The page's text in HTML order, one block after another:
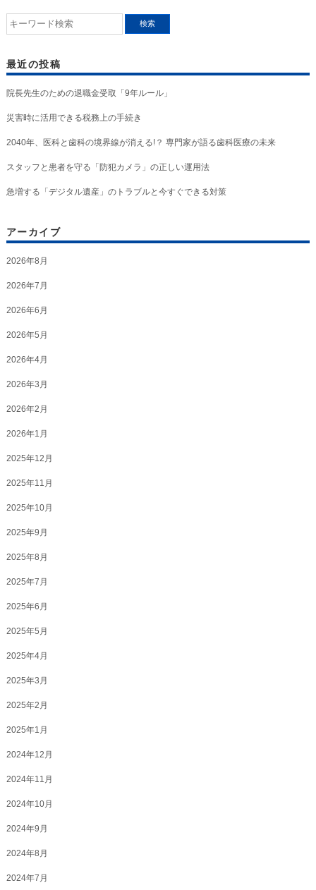
最近の投稿
院長先生のための退職金受取「9年ルール」
災害時に活用できる税務上の手続き
2040年、医科と歯科の境界線が消える!？ 専門家が語る歯科医療の未来
スタッフと患者を守る「防犯カメラ」の正しい運用法
急増する「デジタル遺産」のトラブルと今すぐできる対策
アーカイブ
2026年8月
2026年7月
2026年6月
2026年5月
2026年4月
2026年3月
2026年2月
2026年1月
2025年12月
2025年11月
2025年10月
2025年9月
2025年8月
2025年7月
2025年6月
2025年5月
2025年4月
2025年3月
2025年2月
2025年1月
2024年12月
2024年11月
2024年10月
2024年9月
2024年8月
2024年7月